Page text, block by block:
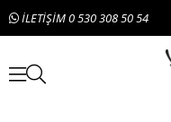
İLETİŞİM 0 530 308 50 54